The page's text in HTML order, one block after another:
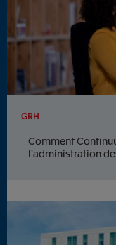
GRH
Comment
l'administration